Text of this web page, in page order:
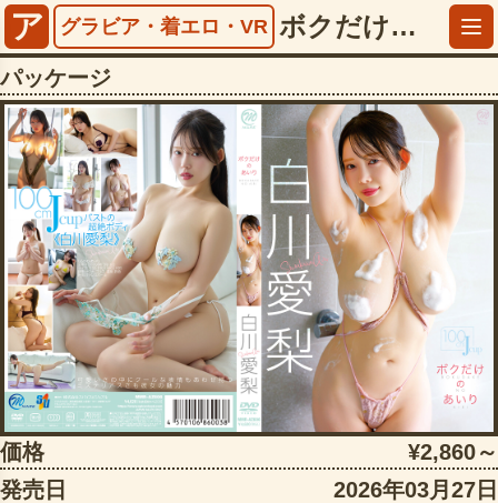
ア グラビア・着エロ・VR ボクだけのあいり 白川愛梨【406mmraz00606】
パッケージ
価格
¥2,860～
発売日
2026年03月27日